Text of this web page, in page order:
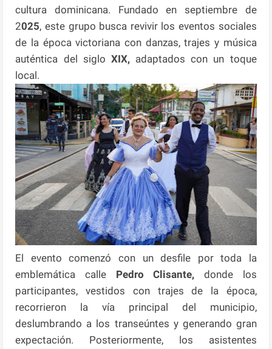
cultura dominicana. Fundado en septiembre de
2025, este grupo busca revivir los eventos sociales
de la época victoriana con danzas, trajes y música
auténtica del siglo XIX,adaptados con un toque
local.
El evento comenzó con un desfile por toda la
emblemática calle Pedro Clisante, donde los
participantes, vestidos con trajes de la época,
recorrieron la vía principal del municipio,
deslumbrando a los transeúntes y generando gran
expectación. Posteriormente, los asistentes